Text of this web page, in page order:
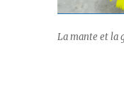
La mante et la